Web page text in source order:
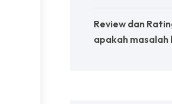
Review dan
apakah masalah